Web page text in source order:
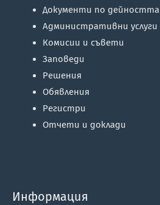
Документи по дейността
Административни услуги
Комисии и съвети
Заповеди
Решения
Обявления
Регистри
Отчети и доклади
Информация